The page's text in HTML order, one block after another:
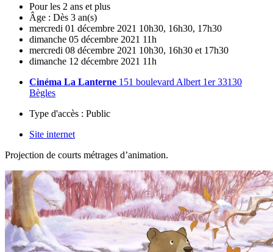
Pour les 2 ans et plus
Âge : Dès 3 an(s)
mercredi 01 décembre 2021 10h30, 16h30, 17h30
dimanche 05 décembre 2021 11h
mercredi 08 décembre 2021 10h30, 16h30 et 17h30
dimanche 12 décembre 2021 11h
Cinéma La Lanterne 151 boulevard Albert 1er 33130
Bègles
Type d'accès : Public
Site internet
Projection de courts métrages d’animation.